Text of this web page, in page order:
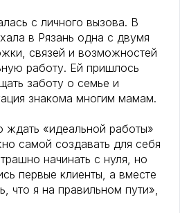
с личного вызова. В
в Рязань одна с двумя
связей и возможностей
работу. Ей пришлось
заботу о семье и
знакома многим мамам.
ждать «идеальной работы»
самой создавать для себя
начинать с нуля, но
первые клиенты, а вместе
что я на правильном пути»,